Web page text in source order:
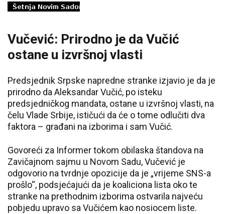
Vučević: Prirodno je da Vučić
ostane u izvršnoj vlasti
Predsjednik Srpske napredne stranke izjavio je da je
prirodno da Aleksandar Vučić, po isteku
predsjedničkog mandata, ostane u izvršnoj vlasti, na
čelu Vlade Srbije, ističući da će o tome odlučiti dva
faktora – građani na izborima i sam Vučić.
Govoreći za Informer tokom obilaska štandova na
Zavičajnom sajmu u Novom Sadu, Vučević je
odgovorio na tvrdnje opozicije da je „vrijeme SNS-a
prošlo“, podsjećajući da je koaliciona lista oko te
stranke na prethodnim izborima ostvarila najveću
pobjedu upravo sa Vučićem kao nosiocem liste.